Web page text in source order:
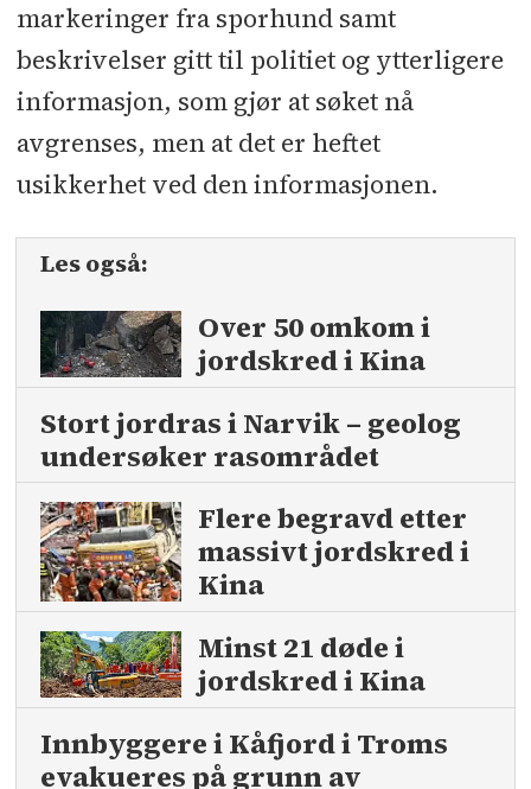
markeringer fra sporhund samt
beskrivelser gitt til politiet og ytterligere
informasjon, som gjør at søket nå
avgrenses, men at det er heftet
usikkerhet ved den informasjonen.
Les også:
Over 50 omkom i
jord­skred i Kina
Stort jordras i Narvik – geolog
undersøker rasområdet
Flere begravd etter
massivt jord­skred i
Kina
Minst 21 døde i
jordskred i Kina
Innbyggere i Kåfjord i Troms
evakueres på grunn av